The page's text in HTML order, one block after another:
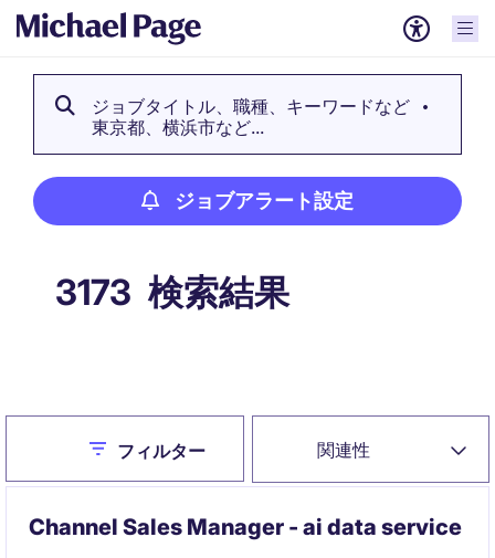
ジョブタイトル、職種、キーワードなど
東京都、横浜市など...
ジョブアラート設定
3173 検索結果
関連性
Closeフィルター
Channel Sales Manager - ai data service